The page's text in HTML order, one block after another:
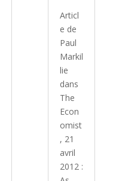
Articl
e de
Paul
Markil
lie
dans
The
Econ
omist
, 21
avril
2012 :